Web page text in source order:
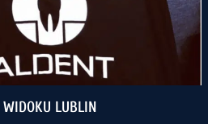
WIDOKU LUBLIN